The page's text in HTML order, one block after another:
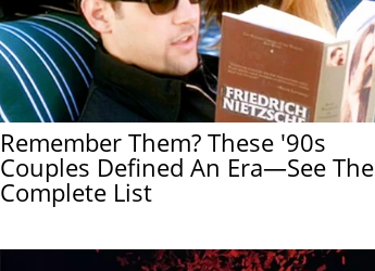
Remember Them? These '90s
Couples Defined An Era—See The
Complete List